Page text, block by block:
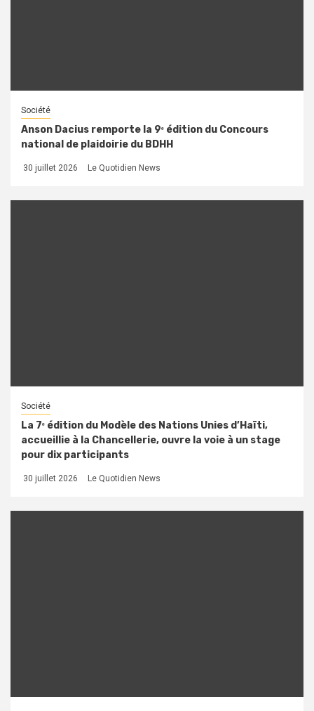
Société
Anson Dacius remporte la 9ᵉ édition du Concours
national de plaidoirie du BDHH
30 juillet 2026 Le Quotidien News
Société
La 7ᵉ édition du Modèle des Nations Unies d’Haïti,
accueillie à la Chancellerie, ouvre la voie à un stage
pour dix participants
30 juillet 2026 Le Quotidien News